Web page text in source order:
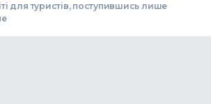
для туристів, поступившись лише